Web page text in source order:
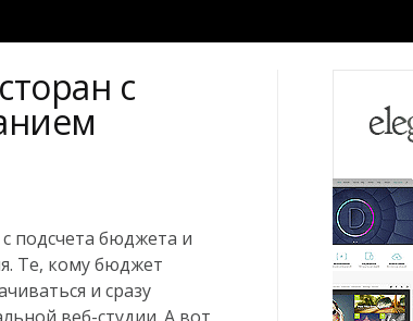
с
подсчета бюджета и
Те, кому бюджет
и сразу